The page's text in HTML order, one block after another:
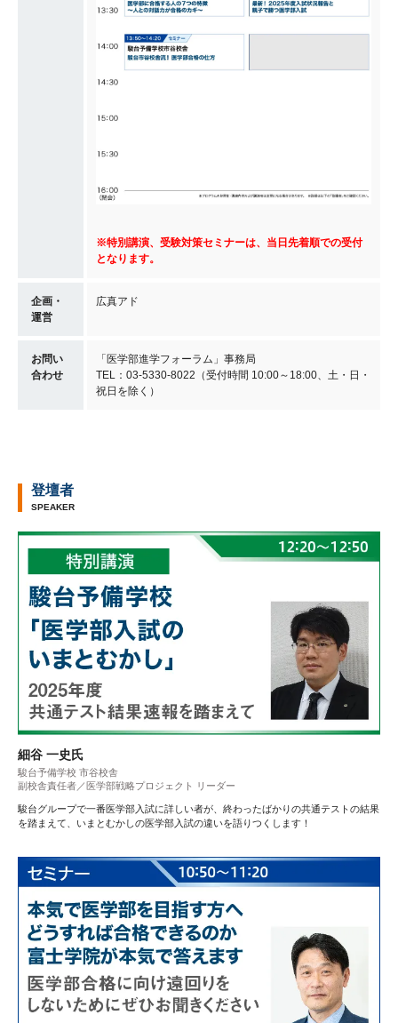
※特別講演、受験対策セミナーは、当日先着順での受付
となります。
企画・
運営
広真アド
お問い
合わせ
「医学部進学フォーラム」事務局
TEL：03-5330-8022（受付時間 10:00～18:00、土・日・
祝日を除く）
登壇者
SPEAKER
細谷 一史氏
駿台予備学校 市谷校舎
副校舎責任者／医学部戦略プロジェクト リーダー
駿台グループで一番医学部入試に詳しい者が、終わったばかりの共通テストの結果
を踏まえて、いまとむかしの医学部入試の違いを語りつくします！